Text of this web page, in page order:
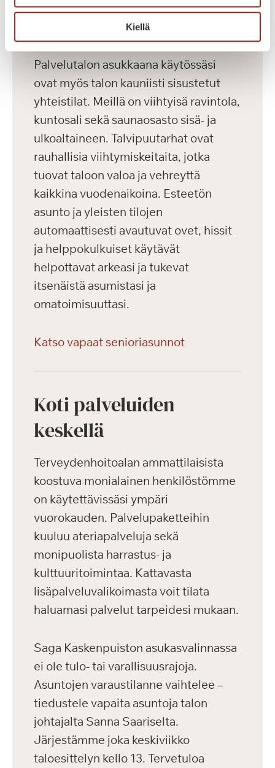
Kiellä
vuokrata autopaikka 23 euron
Palvelutalon asukkaana käytössäsi
ovat myös talon kauniisti sisustetut
yhteistilat. Meillä on viihtyisä ravintola,
kuntosali sekä saunaosasto sisä- ja
ulkoaltaineen. Talvipuutarhat ovat
rauhallisia viihtymiskeitaita, jotka
tuovat taloon valoa ja vehreyttä
kaikkina vuodenaikoina. Esteetön
asunto ja yleisten tilojen
automaattisesti avautuvat ovet, hissit
ja helppokulkuiset käytävät
helpottavat arkeasi ja tukevat
itsenäistä asumistasi ja
omatoimisuuttasi.
Katso vapaat senioriasunnot
Koti palveluiden
keskellä
Terveydenhoitoalan ammattilaisista
koostuva monialainen henkilöstömme
on käytettävissäsi ympäri
vuorokauden. Palvelupaketteihin
kuuluu ateriapalveluja sekä
monipuolista harrastus- ja
kulttuuritoimintaa. Kattavasta
lisäpalveluvalikoimasta voit tilata
haluamasi palvelut tarpeidesi mukaan.
Saga Kaskenpuiston asukasvalinnassa
ei ole tulo- tai varallisuusrajoja.
Asuntojen varaustilanne vaihtelee –
tiedustele vapaita asuntoja talon
johtajalta Sanna Saariselta.
Järjestämme joka keskiviikko
taloesittelyn kello 13. Tervetuloa